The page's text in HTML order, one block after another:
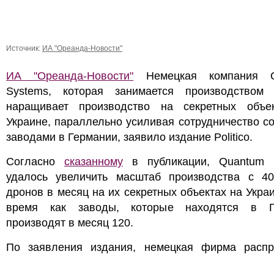
Источник: ИА "Ореанда-Новости"
ИА "Ореанда-Новости" Немецкая компания
Systems, которая занимается производством
наращивает производство на секретных
Украине, параллельно усиливая сотрудничество
заводами в Германии, заявило издание Politico.
Согласно сказанному в публикации, Quantum
удалось увеличить масштаб производства с
дронов в месяц на их секретных объектах на
время как заводы, которые находятся в
производят в месяц 120.
По заявления издания, немецкая фирма